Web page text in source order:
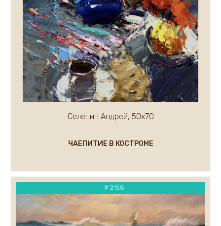
Кремер Марк
Кремер Александр
Крылов Александр
Кузнецов Андрей
Кукуева Светлана
Куликов Олег
Кулуев Дмитрий
Ларионова Елена
Курашова Елена
Крюков Александр
Кукса Василий
Липак Владимир
Липатова Алла
Макаров Сергей
Мальков Кирилл
Селенин Андрей, 50х70
ЧАЕПИТИЕ В КОСТРОМЕ
# 2158